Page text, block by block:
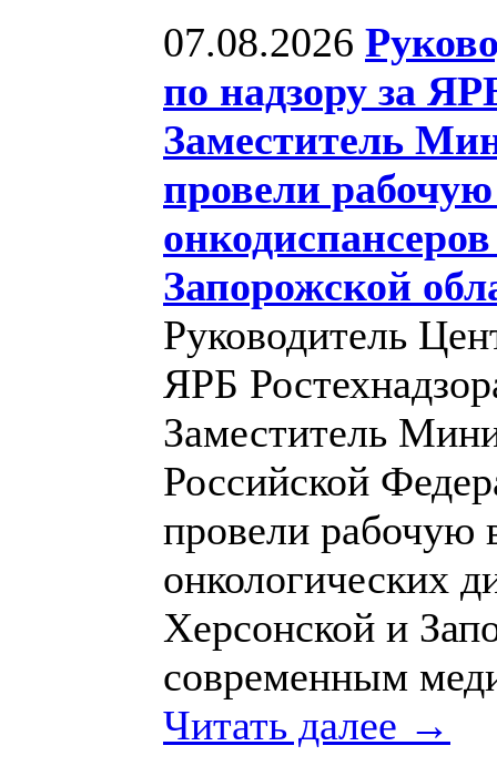
07.08.2026
по надзору за
Заместитель
провели
Запорожской
Руководитель
ЯРБ
Заместитель
Российской
провели рабочую
онкологических
Херсонской и
современным
Читать далее →